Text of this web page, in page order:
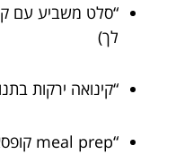
“סלט משביע עם
לך)
“קינואה ירקות
“meal prep קופסאות לשבוע צמחוני”